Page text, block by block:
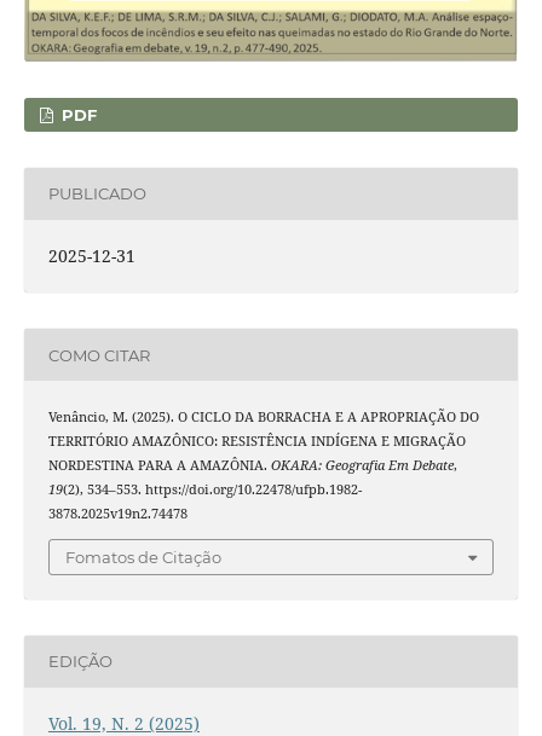
PDF
PUBLICADO
2025-12-31
COMO CITAR
Venâncio, M. (2025). O CICLO DA BORRACHA E A APROPRIAÇÃO DO
TERRITÓRIO AMAZÔNICO: RESISTÊNCIA INDÍGENA E MIGRAÇÃO
NORDESTINA PARA A AMAZÔNIA. OKARA: Geografia Em Debate,
19(2), 534–553. https://doi.org/10.22478/ufpb.1982-
3878.2025v19n2.74478
Fomatos de Citação
EDIÇÃO
Vol. 19, N. 2 (2025)